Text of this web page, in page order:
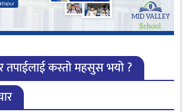
तपाईलाई कस्तो महसुस भयो ?